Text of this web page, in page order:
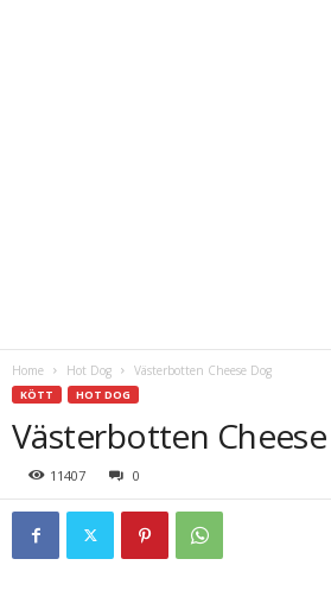
Home Hot Dog Västerbotten Cheese Dog
KÖTT HOT DOG
Västerbotten
11407 0